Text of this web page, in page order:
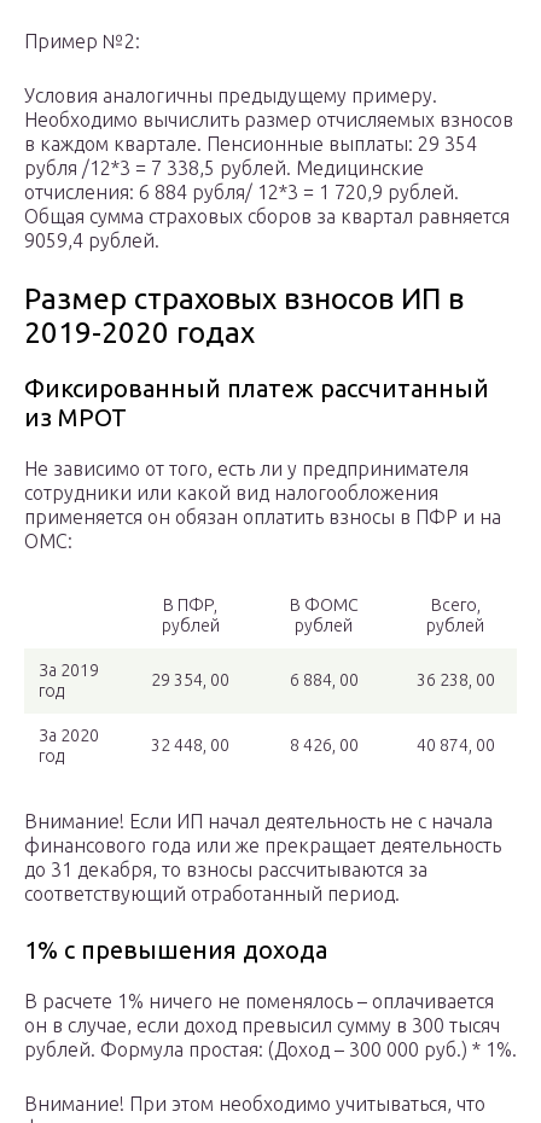
Пример №2:
Условия аналогичны предыдущему примеру.
Необходимо вычислить размер отчисляемых взносов
в каждом квартале. Пенсионные выплаты: 29 354
рубля /12*3 = 7 338,5 рублей. Медицинские
отчисления: 6 884 рубля/ 12*3 = 1 720,9 рублей.
Общая сумма страховых сборов за квартал равняется
9059,4 рублей.
Размер страховых взносов ИП в
2019-2020 годах
Фиксированный платеж рассчитанный
из МРОТ
Не зависимо от того, есть ли у предпринимателя
сотрудники или какой вид налогообложения
применяется он обязан оплатить взносы в ПФР и на
ОМС:
В ПФР,
рублей
В ФОМС
рублей
Всего,
рублей
За 2019
год
29 354, 00 6 884, 00 36 238, 00
За 2020
год
32 448, 00 8 426, 00 40 874, 00
Внимание! Если ИП начал деятельность не с начала
финансового года или же прекращает деятельность
до 31 декабря, то взносы рассчитываются за
соответствующий отработанный период.
1% с превышения дохода
В расчете 1% ничего не поменялось – оплачивается
он в случае, если доход превысил сумму в 300 тысяч
рублей. Формула простая: (Доход – 300 000 руб.) * 1%.
Внимание! При этом необходимо учитываться, что